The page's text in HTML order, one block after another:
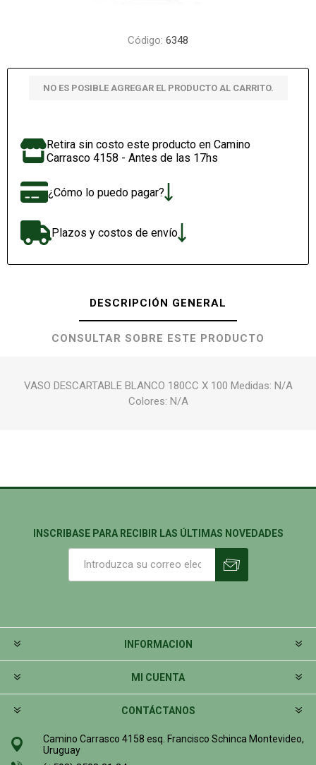
Código: 6348
NO ES POSIBLE AGREGAR EL PRODUCTO AL CARRITO.
Retira sin costo este producto en Camino
Carrasco 4158 - Antes de las 17hs
¿Cómo lo puedo pagar?
Plazos y costos de envío
DESCRIPCIÓN GENERAL
CONSULTAR SOBRE ESTE PRODUCTO
VASO DESCARTABLE BLANCO 180CC X 100 Medidas: N/A
Colores: N/A
INSCRIBASE PARA RECIBIR LAS ÚLTIMAS NOVEDADES
INFORMACION
MI CUENTA
CONTÁCTANOS
Camino Carrasco 4158 esq. Francisco Schinca Montevideo,
Uruguay